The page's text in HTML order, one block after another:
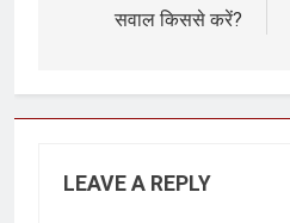
सवाल किससे करें?
LEAVE A REPLY